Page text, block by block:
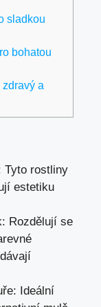
sladkou
bohatou
a
Tyto rostliny
estetiku
Rozdělují se
Ideální